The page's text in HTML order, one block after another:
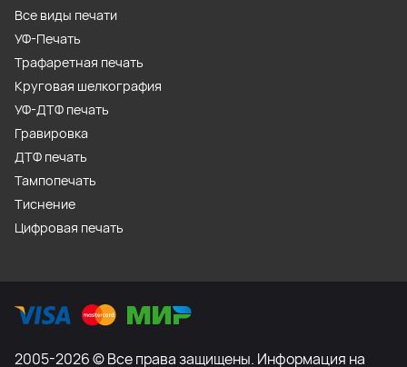
Все виды печати
УФ-Печать
Трафаретная печать
Круговая шелкография
УФ-ДТФ печать
Гравировка
ДТФ печать
Тампопечать
Тиснение
Цифровая печать
2005-2026 © Все права защищены. Информация на